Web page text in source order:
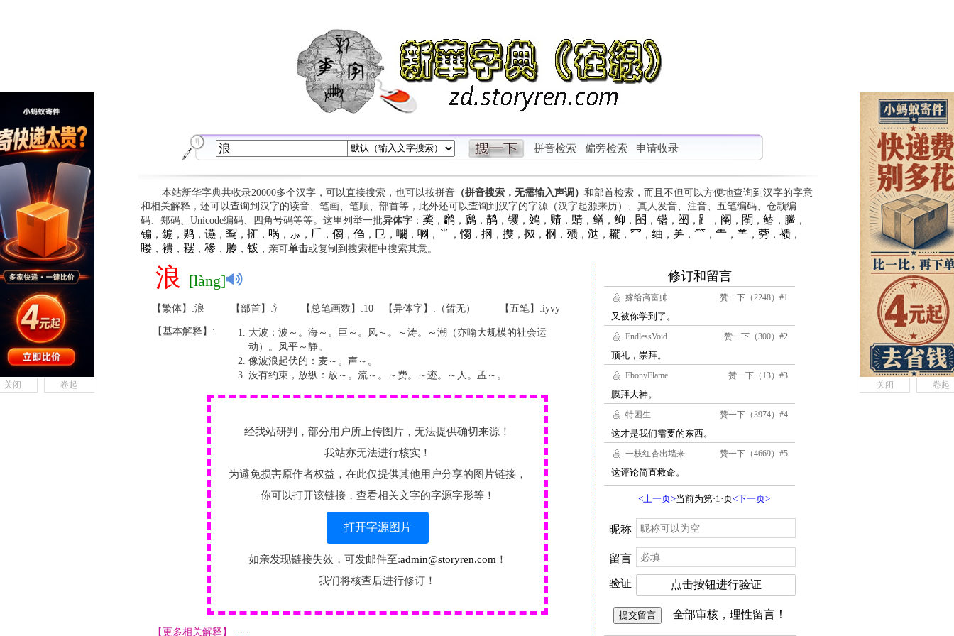
拼音检索 偏旁检索 申请收录
本站新华字典共收录20000多个汉字，可以直接搜索，也可以按拼音（拼音搜索，无需输入声调） 和部首检索，而且不但可以方便地查询到汉字的字意
和相关解释，还可以查询到汉字的读音、笔画、笔顺、部首等，此外还可以查询到汉字的字源（汉字起源来历）、真人发音、注音、五笔编码、仓颉编
码、郑码、Unicode编码、四角号码等等。这里列举一批异体字： 䶮 ， 䴙， 䴘， 䴖， 䦆， 䴔， 䞍， 䝼， 䲡 ， 䲟 ， 䦟 ， 䦃， 䦷 ， ⻊ ， 䦶 ， 䦛 ， 䲠 ， 䲢 ，
䦂 ， 䥇 ， 䴗， 䜩， 䴕， 㧟 ， 㖞 ， ⺗ ， 𠂆 ， 㑳 ， 㑇 ， 㔾 ， 㘚 ， 㘎 ， ⺌ ， 㥮 ， 㧏 ， 㩳， 㧐 ， 㭎 ， 㱮， 㳠 ， 䎱 ， ⺳ ， 䌷 ， ⺶， ⺮ ， ⺧， ⺷， 䓖， 䙌，
䁖， 䙡， 䎬 ， 䅟， 䏝， 䥽，亲可单击或复制到搜索框中搜索其意。
浪 [làng]
【繁体】:浪 【部首】:氵 【总笔画数】:10 【异体字】:（暂无） 【五笔】:iyvy
【基本解释】:
大波：波～。海～。巨～。风～。～涛。～潮（亦喻大规模的社会运
动）。风平～静。
像波浪起伏的：麦～。声～。
没有约束，放纵：放～。流～。～费。～迹。～人。孟～。
经我站研判，部分用户所上传图片，无法提供确切来源！
我站亦无法进行核实！
为避免损害原作者权益，在此仅提供其他用户分享的图片链接，
你可以打开该链接，查看相关文字的字源字形等！
打开字源图片
如亲发现链接失效，可发邮件至:admin@storyren.com ！
我们将核查后进行修订！
【更多相关解释】......
关闭 卷起 关闭 卷起